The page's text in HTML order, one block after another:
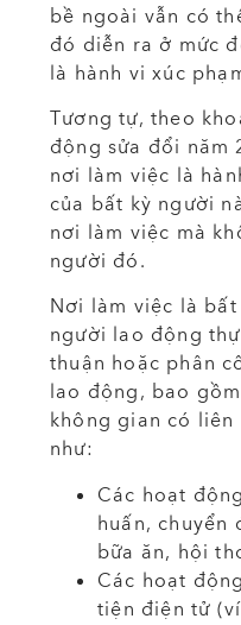
bề ngoài vẫn có
đó diễn ra ở mức
là hành vi xúc
Tương tự, theo
động sửa đổi năm
nơi làm việc là
của bất kỳ người
nơi làm việc mà
người đó.
Nơi làm việc là
người lao động
thuận hoặc phân
lao động, bao
không gian có
như:
Các hoạt
huấn, chuyển
bữa ăn, hội
Các hoạt
tiện điện tử